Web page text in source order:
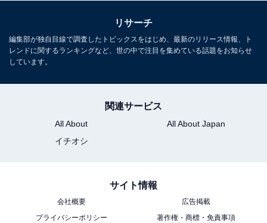
県）」「明るく華やかで、フリーになっても仕事が沢山
ありそうなので活躍出来そうだと思います（50代女性／
千葉県」「どこに行っても、皆から愛されて上手くやっ
リサーチ
編集部が独自目線で調査したトピックスをはじめ、最新のリリース情報、ト
レンドに関するランキングなど、世の中で注目を集めている話題をお知らせ
しています。
関連サービス
All About
All About Japan
イチオシ
サイト情報
会社概要
広告掲載
プライバシーポリシー
著作権・商標・免責事項